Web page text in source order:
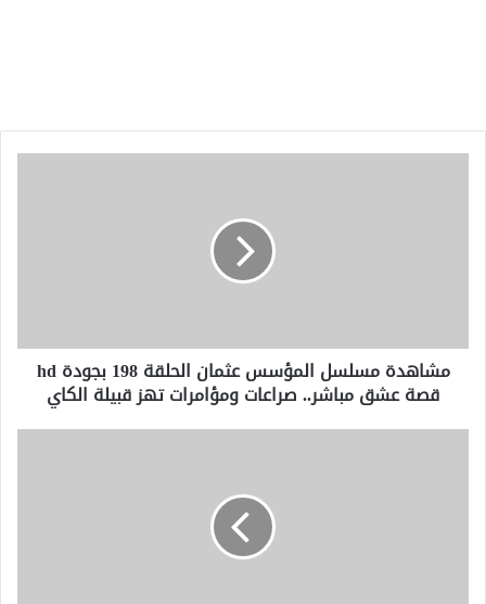
قصة
عشق
مباشر..
ومؤامرات
مشاهدة مسلسل المؤسس عثمان الحلقة 198 بجودة hd
قصة عشق مباشر.. صراعات ومؤامرات تهز قبيلة الكاي